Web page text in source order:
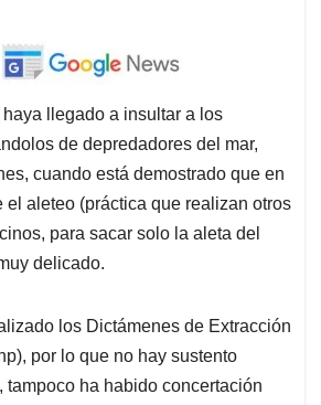
llegado a insultar a los
de depredadores del mar,
cuando está demostrado que en
el aleteo (práctica que realizan otros
para sacar solo la aleta del
delicado.
los Dictámenes de Extracción
por lo que no hay sustento
tampoco ha habido concertación